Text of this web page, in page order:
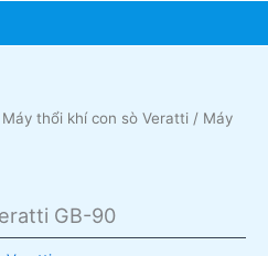
Máy thổi khí con sò Veratti / Máy
GB-90